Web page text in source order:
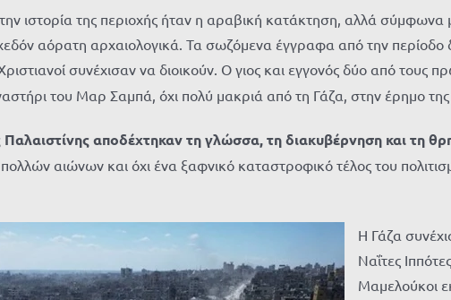
ιστορία της περιοχής ήταν η αραβική κατάκτηση, αλλά σύμφωνα
αόρατη αρχαιολογικά. Τα σωζόμενα έγγραφα από την περίοδο
συνέχισαν να διοικούν. Ο γιος και εγγονός δύο από τους
του Μαρ Σαμπά, όχι πολύ μακριά από τη Γάζα, στην έρημο της
Παλαιστίνης αποδέχτηκαν τη γλώσσα, τη διακυβέρνηση και τη
αιώνων και όχι ένα ξαφνικό καταστροφικό τέλος του
Η Γάζα
Ναΐτες
Μαμελούκοι